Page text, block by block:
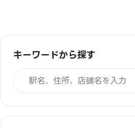
キーワードから探す